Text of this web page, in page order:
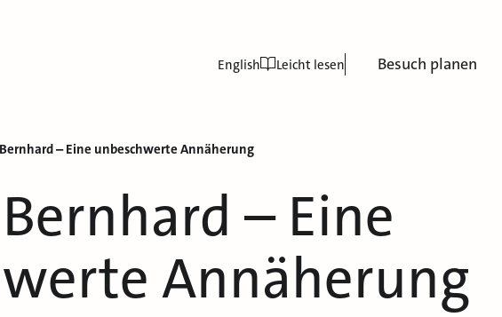
Besuch planen
English Leicht lesen
– Eine unbeschwerte Annäherung
– Eine
Annäherung